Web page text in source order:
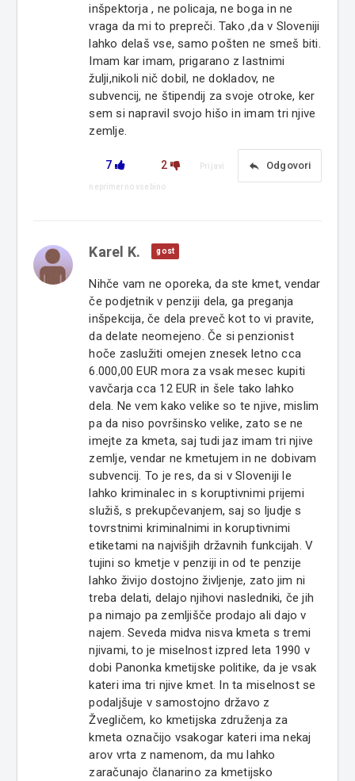
inšpektorja , ne policaja, ne boga in ne
vraga da mi to prepreči. Tako ,da v Sloveniji
lahko delaš vse, samo pošten ne smeš biti.
Imam kar imam, prigarano z lastnimi
žulji,nikoli nič dobil, ne dokladov, ne
subvencij, ne štipendij za svoje otroke, ker
sem si napravil svojo hišo in imam tri njive
zemlje.
7 2 reply Odgovori
Prijavi
neprimerno vsebino
Karel K. gost
Nihče vam ne oporeka, da ste kmet, vendar
če podjetnik v penziji dela, ga preganja
inšpekcija, če dela preveč kot to vi pravite,
da delate neomejeno. Če si penzionist
hoče zaslužiti omejen znesek letno cca
6.000,00 EUR mora za vsak mesec kupiti
vavčarja cca 12 EUR in šele tako lahko
dela. Ne vem kako velike so te njive, mislim
pa da niso površinsko velike, zato se ne
imejte za kmeta, saj tudi jaz imam tri njive
zemlje, vendar ne kmetujem in ne dobivam
subvencij. To je res, da si v Sloveniji le
lahko kriminalec in s koruptivnimi prijemi
služiš, s prekupčevanjem, saj so ljudje s
tovrstnimi kriminalnimi in koruptivnimi
etiketami na najvišjih državnih funkcijah. V
tujini so kmetje v penziji in od te penzije
lahko živijo dostojno življenje, zato jim ni
treba delati, delajo njihovi nasledniki, če jih
pa nimajo pa zemljišče prodajo ali dajo v
najem. Seveda midva nisva kmeta s tremi
njivami, to je miselnost izpred leta 1990 v
dobi Panonka kmetijske politike, da je vsak
kateri ima tri njive kmet. In ta miselnost se
podaljšuje v samostojno državo z
Žvegličem, ko kmetijska združenja za
kmeta označijo vsakogar kateri ima nekaj
arov vrta z namenom, da mu lahko
zaračunajo članarino za kmetijsko